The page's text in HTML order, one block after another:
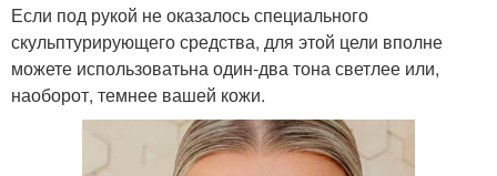
Если под рукой не оказалось специального
скульптурирующего средства, для этой цели вполне
можете использоватьна один-два тона светлее или,
наоборот, темнее вашей кожи.